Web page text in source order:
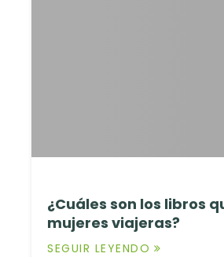
¿Cuáles son los libros
mujeres viajeras?
SEGUIR LEYENDO